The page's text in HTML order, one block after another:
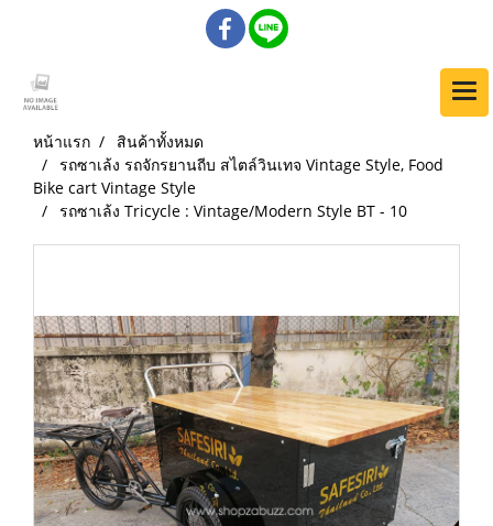
หน้าแรก
สินค้าทั้งหมด
รถซาเล้ง รถจักรยานถีบ สไตล์วินเทจ Vintage Style, Food
Bike cart Vintage Style
รถซาเล้ง Tricycle : Vintage/Modern Style BT - 10